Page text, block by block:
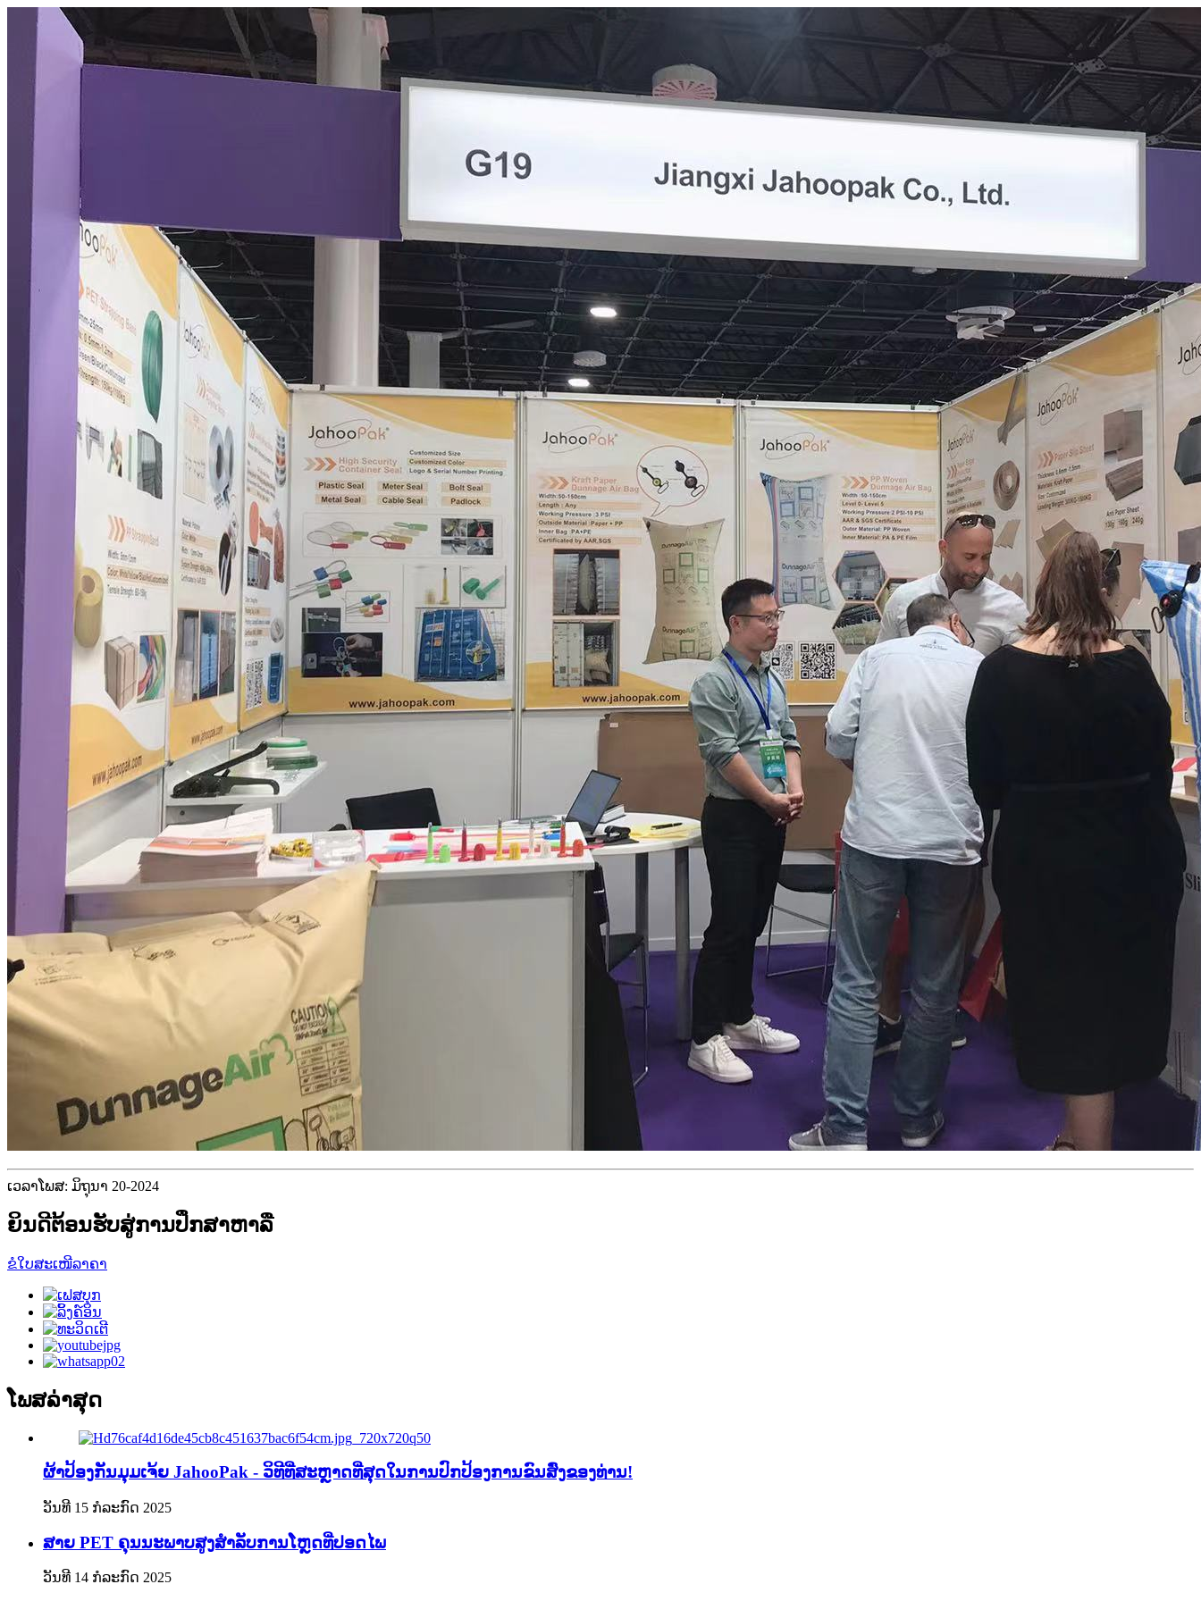
ເວລາໂພສ: ມິຖຸນາ 20-2024
ຍິນດີຕ້ອນຮັບສູ່ການປຶກສາຫາລື
ຂໍໃບສະເໜີລາຄາ
ໂພສລ່າສຸດ
ຜ້າປ້ອງກັນມຸມເຈ້ຍ JahooPak - ວິທີທີ່ສະຫຼາດທີ່ສຸດໃນການປົກປ້ອງການຂົນສົ່ງຂອງທ່ານ!
ວັນທີ 15 ກໍລະກົດ 2025
ສາຍ PET ຄຸນນະພາບສູງສຳລັບການໂຫຼດທີ່ປອດໄພ
ວັນທີ 14 ກໍລະກົດ 2025